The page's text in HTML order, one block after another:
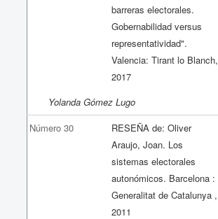
barreras electorales.
Gobernabilidad versus
representatividad".
Valencia: Tirant lo Blanch,
2017
Yolanda Gómez Lugo
Número 30
RESEÑA de: Oliver
Araujo, Joan. Los
sistemas electorales
autonómicos. Barcelona :
Generalitat de Catalunya ,
2011